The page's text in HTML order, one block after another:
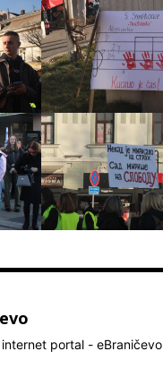
internet portal - eBraničevo